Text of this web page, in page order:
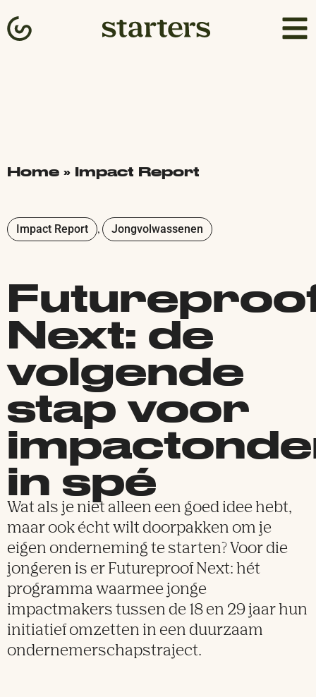
Home » Impact Report
Impact Report , Jongvolwassenen
Next: de
volgende
stap voor
in spé
Wat als je niet alleen een goed idee hebt,
maar ook écht wilt doorpakken om je
eigen onderneming te starten? Voor die
jongeren is er Futureproof Next: hét
programma waarmee jonge
impactmakers tussen de 18 en 29 jaar hun
initiatief omzetten in een duurzaam
ondernemerschapstraject.